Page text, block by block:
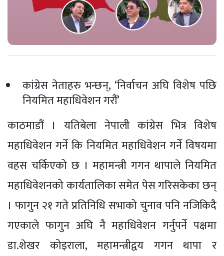
कांग्रेस नेताहरु भन्छन्, ‘निर्वाचन अघि विशेष पछि
नियमित महाधिवेशन गरौं’
काठमाडौं । यतिबेला नेपाली कांग्रेस भित्र विशेष
महाधिवेशन गर्ने कि नियमित महाधिवेशन गर्ने विषयमा
वहस चर्किएको छ । महामन्त्री गगन थापाले नियमित
महाधिवेशनको कार्यतालिका समेत पेस गरिसकेका छन्
। फागुन २१ गते प्रतिनिधि सभाको चुनाव पनि नजिकिदै
गएकाले फागुन अघि नै महाधिवेशन गर्नुपर्ने पक्षमा
डा.शेखर कोइराला, महामन्त्रीद्वय गगन थापा र